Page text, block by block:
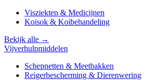
Visziekten & Medicijnen
Koisok & Koibehandeling
Bekijk alle →
Vijverhulpmiddelen
Schepnetten & Meetbakken
Reigerbescherming & Dierenwering